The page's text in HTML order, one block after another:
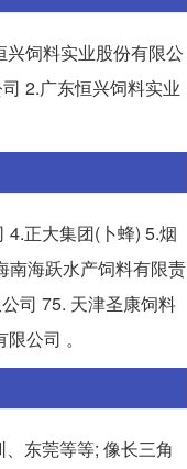
饲料实业股份有限公
2.广东恒兴饲料实业
正大集团(卜蜂) 5.烟
南海跃水产饲料有限责
司 75. 天津圣康饲料
公司 。
东莞等等; 像长三角